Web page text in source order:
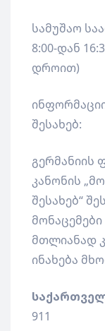
სამუშაო
8:00-დან
დროით)
შესახებ:
გერმანიის
კანონის
შესახებ“
მთლიანად
ინახება
911